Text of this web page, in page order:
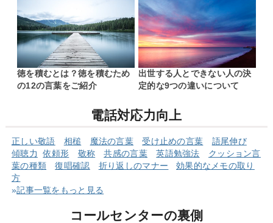
徳を積むとは？徳を積むため
の12の言葉をご紹介
出世する人とできない人の決
定的な9つの違いについて
電話対応力向上
正しい敬語 相槌 魔法の言葉 受け止めの言葉
語尾伸び
傾聴力
依頼形 敬称 共感の言葉 英語勉強法 クッショ ン言
葉の種類 復唱確認 折り返しのマナー
効果的なメモの取り
方
»記事一覧をもっと見る
コールセンターの裏側